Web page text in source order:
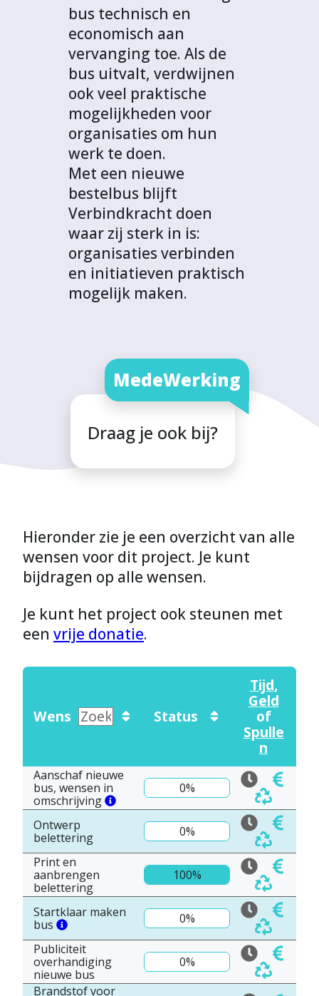
bus technisch en
economisch aan
vervanging toe. Als de
bus uitvalt, verdwijnen
ook veel praktische
mogelijkheden voor
organisaties om hun
werk te doen.
Met een nieuwe
bestelbus blijft
Verbindkracht doen
waar zij sterk in is:
organisaties verbinden
en initiatieven praktisch
mogelijk maken.
MedeWerking
Draag je ook bij?
Hieronder zie je een overzicht van alle
wensen voor dit project. Je kunt
bijdragen op alle wensen.
Je kunt het project ook steunen met
een vrije donatie.
Wens Status
Tijd,
Geld
of
Spulle
n
Aanschaf nieuwe
bus, wensen in
omschrijving
0%
Ontwerp
belettering
0%
Print en
aanbrengen
belettering
100%
Startklaar maken
bus
0%
Publiciteit
overhandiging
nieuwe bus
0%
Brandstof voor